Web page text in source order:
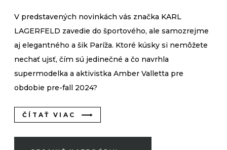
V predstavených novinkách vás značka KARL
LAGERFELD zavedie do športového, ale samozrejme
aj elegantného a šik Paríža. Ktoré kúsky si nemôžete
nechať ujsť, čím sú jedinečné a čo navrhla
supermodelka a aktivistka Amber Valletta pre
obdobie pre-fall 2024?
ČÍTAŤ VIAC